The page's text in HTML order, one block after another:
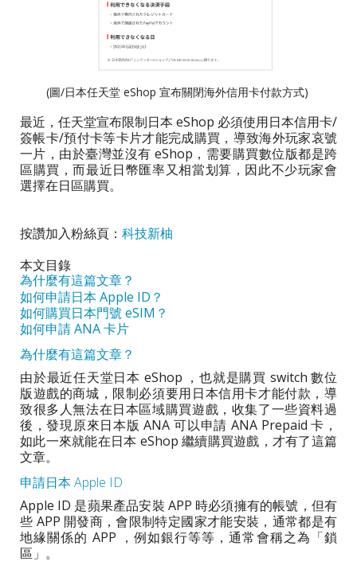
(圖/日本任天堂 eShop 宣布關閉海外信用卡付款方式)
最近，任天堂宣布限制日本 eShop 必須使用日本信用卡/
簽帳卡/預付卡等卡片才能完成購買，導致海外玩家哀號
一片，由於臺灣並沒有 eShop，需要購買數位版都是跨
區購買，而最近日幣匯率又相當划算，因此不少玩家會
選擇在日區購買。
按讚加入粉絲頁： 科技新柚
本文目錄
為什麼有這篇文章？
如何申請日本 Apple ID？
如何購買日本門號 eSIM？
如何申請 ANA 卡片
為什麼有這篇文章？
由於最近任天堂日本 eShop ，也就是購買 switch 數位
版遊戲的商城，限制必須要用日本信用卡才能付款，導
致很多人無法在日本區域購買遊戲，收集了一些資料過
後，發現原來日本版 ANA 可以申請 ANA Prepaid 卡，
如此一來就能在日本 eShop 繼續購買遊戲，才有了這篇
文章。
申請日本 Apple ID
Apple ID 是蘋果產品安裝 APP 時必須擁有的帳號，但有
些 APP 開發商，會限制特定國家才能安裝，通常都是有
地緣關係的 APP ，例如銀行等等，通常會稱之為「鎖
區」。